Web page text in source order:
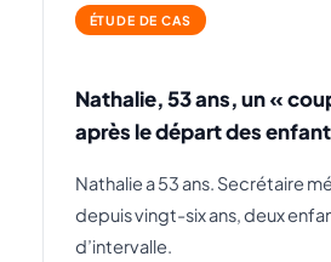
ÉTUDE DE CAS
Nathalie, 53 ans, un «
après le départ des
Nathalie a 53 ans. Secrétaire
depuis vingt-six ans, deux
d’intervalle.